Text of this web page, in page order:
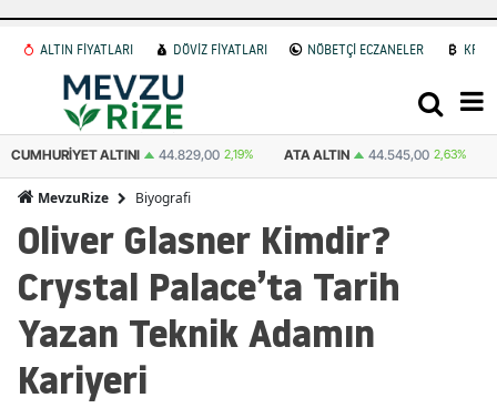
ALTIN FİYATLARI DÖVİZ FİYATLARI NÖBETÇİ ECZANELER
CUMHURIYET ALTINI 44.829,00 2,19% ATA ALTIN 44.545,00 2,63%
MevzuRize Biyografi
Oliver Glasner Kimdir?
Crystal Palace’ta Tarih
Yazan Teknik Adamın
Kariyeri